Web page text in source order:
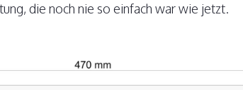
die noch nie so einfach war wie jetzt.